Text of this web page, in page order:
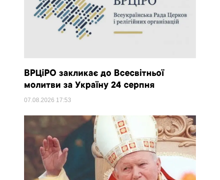
ВРЦіРО закликає до Всесвітньої
молитви за Україну 24 серпня
07.08.2026 17:53